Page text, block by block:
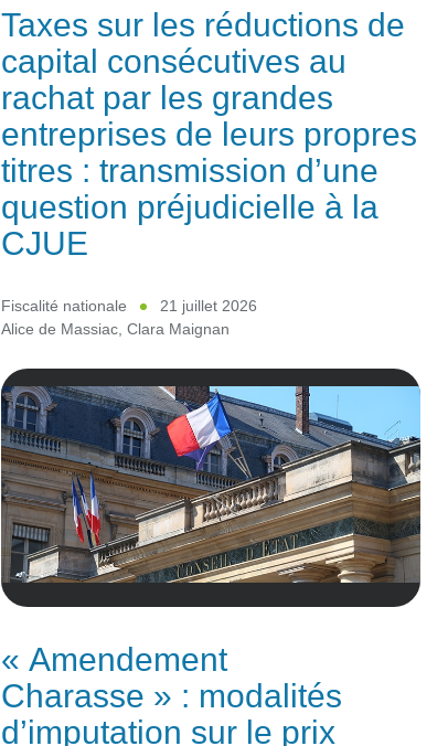
Taxes sur les réductions de
capital consécutives au
rachat par les grandes
entreprises de leurs propres
titres : transmission d’une
question préjudicielle à la
CJUE
Fiscalité nationale
21 juillet 2026
Alice de Massiac, Clara Maignan
« Amendement
Charasse » : modalités
d’imputation sur le prix